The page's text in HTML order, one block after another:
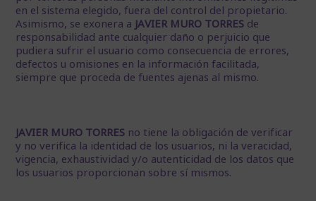
en el sistema elegido, fuera del control del propietario.
Asimismo, se exonera a JAVIER MURO TORRES de
responsabilidad ante cualquier daño o perjuicio que
pudiera sufrir el usuario como consecuencia de errores,
defectos u omisiones en la información facilitada,
siempre que proceda de fuentes ajenas al mismo.
JAVIER MURO TORRES no tiene la obligación de verificar
y no verifica la identidad de los usuarios, ni la veracidad,
vigencia, exhaustividad y/o autenticidad de los datos que
los usuarios proporcionan sobre sí mismos.